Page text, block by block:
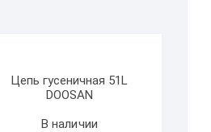
Цепь гусеничная 51L
DOOSAN
В наличии